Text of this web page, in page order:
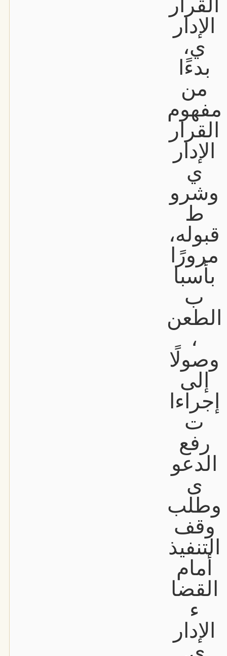
القرار
الإدار
ي،
بدءًا
من
مفهوم
القرار
الإدار
ي
وشرو
ط
قبوله،
مرورًا
بأسبا
ب
الطعن
،
وصولًا
إلى
إجراءا
ت
رفع
الدعو
ى
وطلب
وقف
التنفيذ
أمام
القضا
ء
الإدار